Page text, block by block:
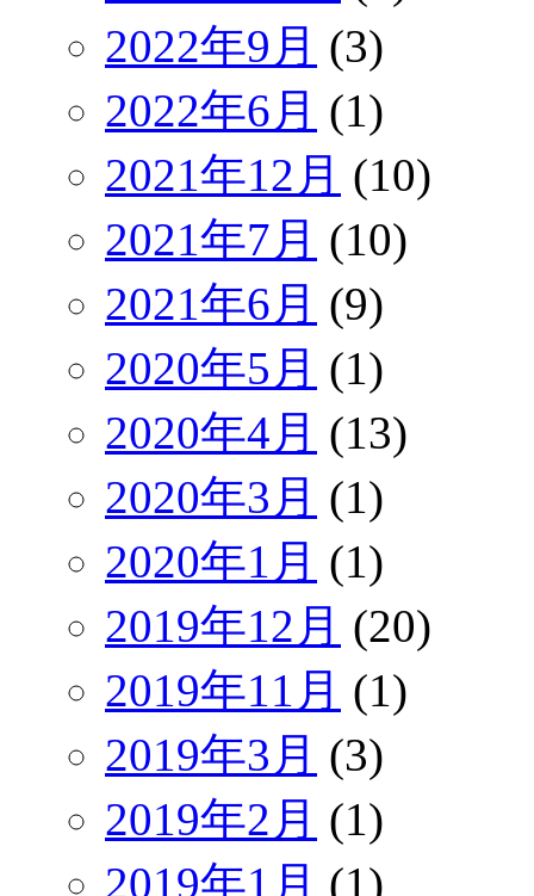
2022年9月 (3)
2022年6月 (1)
2021年12月 (10)
2021年7月 (10)
2021年6月 (9)
2020年5月 (1)
2020年4月 (13)
2020年3月 (1)
2020年1月 (1)
2019年12月 (20)
2019年11月 (1)
2019年3月 (3)
2019年2月 (1)
2019年1月 (1)